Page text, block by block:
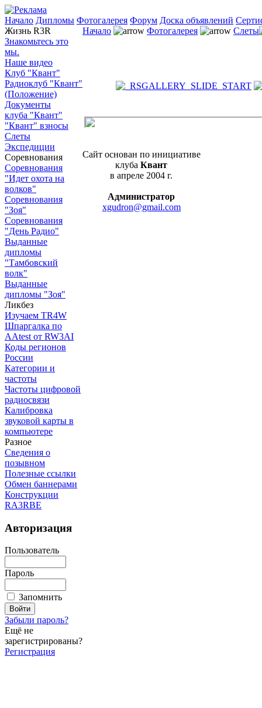
Начало Дипломы Фотогалерея Форум Доска объявлений
Жизнь R3R
Знакомьтесь это
мы.
Наше видео
Клуб "Квант"
Радиоклуб "Квант"
(Положение)
Документы
клуба "Квант"
"Квант" взносы
Слеты
Экспедиции
Соревнования
Соревнования
"Идет охота на
волков"
Соревнования
"Зоя"
Соревнования
"День Радио"
Выданные
дипломы
"Тамбовский
волк"
Выданные
дипломы "Зоя"
Ликбез
Изучаем TR4W
Шпаргалка по
AAtest от RW3AI
Коды регионов
России
Категории и
частоты
Частоты цифровой
радиосвязи
Калибровка
звуковой карты в
компьютере
Разное
Сведения о
позывном
Полезные ссылки
Обмен баннерами
Конструкции
RA3RBE
Авторизация
Пользователь
Пароль
Запомнить
Забыли пароль?
Ещё не
зарегистрированы?
Регистрация
Начало Фотогалерея Слеты
Сайт основан по инициативе
клубаКвант
в апреле 2004 г.
Администратор
xgudron@gmail.com